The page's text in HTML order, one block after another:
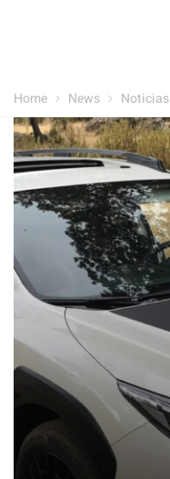
Home News Noticias